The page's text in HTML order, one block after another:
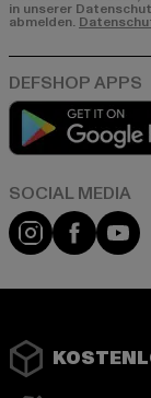
in unserer
abmelden.
Instagram